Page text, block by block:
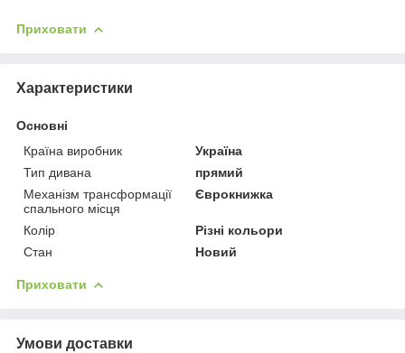
Приховати
Характеристики
Основні
Країна виробник
Україна
Тип дивана
прямий
Механізм трансформації
спального місця
Єврокнижка
Колір
Різні кольори
Стан
Новий
Приховати
Умови доставки